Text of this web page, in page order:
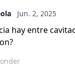
Jun. 2, 2025
hay entre